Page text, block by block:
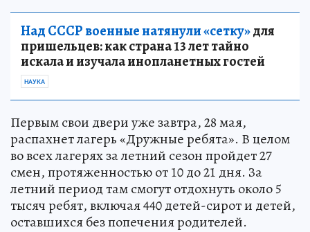
Над СССР военные натянули «сетку»для
пришельцев: как страна 13 лет тайно
искала и изучала инопланетных гостей
НАУКА
Первым свои двери уже завтра, 28 мая,
распахнет лагерь «Дружные ребята». В целом
во всех лагерях за летний сезон пройдет 27
смен, протяженностью от 10 до 21 дня. За
летний период там смогут отдохнуть около 5
тысяч ребят, включая 440 детей-сирот и детей,
оставшихся без попечения родителей.